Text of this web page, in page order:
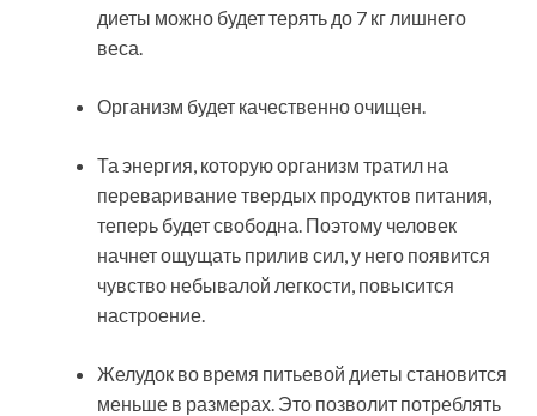
диеты можно будет терять до 7 кг лишнего
веса.
Организм будет качественно очищен.
Та энергия, которую организм тратил на
переваривание твердых продуктов питания,
теперь будет свободна. Поэтому человек
начнет ощущать прилив сил, у него появится
чувство небывалой легкости, повысится
настроение.
Желудок во время питьевой диеты становится
меньше в размерах. Это позволит потреблять